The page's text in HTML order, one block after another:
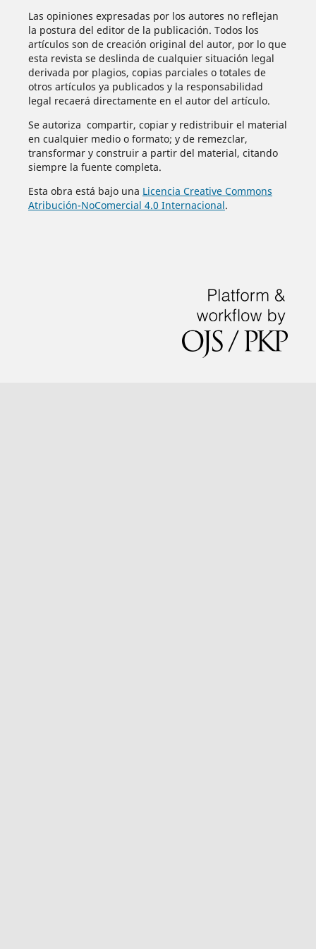
Las opiniones expresadas por los autores no reflejan
la postura del editor de la publicación. Todos los
artículos son de creación original del autor, por lo que
esta revista se deslinda de cualquier situación legal
derivada por plagios, copias parciales o totales de
otros artículos ya publicados y la responsabilidad
legal recaerá directamente en el autor del artículo.
Se autoriza compartir, copiar y redistribuir el material
en cualquier medio o formato; y de remezclar,
transformar y construir a partir del material, citando
siempre la fuente completa.
Esta obra está bajo una Licencia Creative Commons
Atribución-NoComercial 4.0 Internacional.